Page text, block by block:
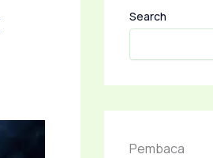
Search
Pembaca